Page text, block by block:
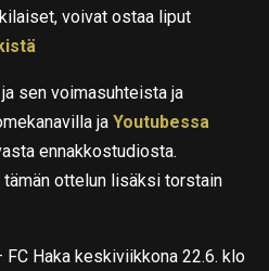
voivat ostaa liput
sen voimasuhteista ja
jaYoutubessa
ennakkostudiosta.
tämän ottelun lisäksi torstain
Haka keskiviikkona 22.6. klo